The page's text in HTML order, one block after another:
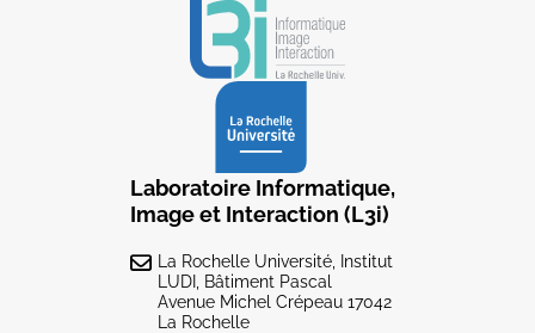
Laboratoire Informatique,
Image et Interaction (L3i)
La Rochelle Université, Institut
LUDI, Bâtiment Pascal
Avenue Michel Crépeau 17042
La Rochelle